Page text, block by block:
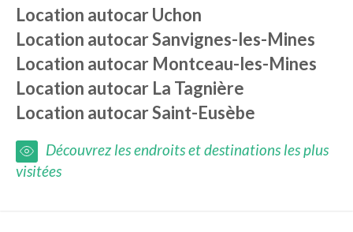
Location autocarUchon
Location autocarSanvignes-les-Mines
Location autocar Montceau-les-Mines
Location autocar La Tagnière
Location autocarSaint-Eusèbe
Découvrez les endroits et destinations les plus
visitées